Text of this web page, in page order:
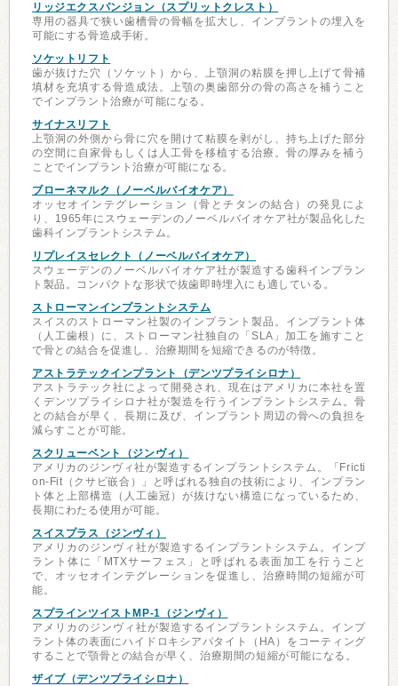
リッジエクスパンジョン（スプリットクレスト）
専用の器具で狭い歯槽骨の骨幅を拡大し、インプラントの埋入を
可能にする骨造成手術。
ソケットリフト
歯が抜けた穴（ソケット）から、上顎洞の粘膜を押し上げて骨補
填材を充填する骨造成法。上顎の奥歯部分の骨の高さを補うこと
でインプラント治療が可能になる。
サイナスリフト
上顎洞の外側から骨に穴を開けて粘膜を剥がし、持ち上げた部分
の空間に自家骨もしくは人工骨を移植する治療。骨の厚みを補う
ことでインプラント治療が可能になる。
ブローネマルク（ノーベルバイオケア）
オッセオインテグレーション（骨とチタンの結合）の発見によ
り、1965年にスウェーデンのノーベルバイオケア社が製品化した
歯科インプラントシステム。
リプレイスセレクト（ノーベルバイオケア）
スウェーデンのノーベルバイオケア社が製造する歯科インプラン
ト製品。コンパクトな形状で抜歯即時埋入にも適している。
ストローマンインプラントシステム
スイスのストローマン社製のインプラント製品。インプラント体
（人工歯根）に、ストローマン社独自の「SLA」加工を施すこと
で骨との結合を促進し、治療期間を短縮できるのが特徴。
アストラテックインプラント（デンツプライシロナ）
アストラテック社によって開発され、現在はアメリカに本社を置
くデンツプライシロナ社が製造を行うインプラントシステム。骨
との結合が早く、長期に及び、インプラント周辺の骨への負担を
減らすことが可能。
スクリューベント（ジンヴィ）
アメリカのジンヴィ社が製造するインプラントシステム。「Fricti
on-Fit（クサビ嵌合）」と呼ばれる独自の技術により、インプラン
ト体と上部構造（人工歯冠）が抜けない構造になっているため、
長期にわたる使用が可能。
スイスプラス（ジンヴィ）
アメリカのジンヴィ社が製造するインプラントシステム。インプ
ラント体に「MTXサーフェス」と呼ばれる表面加工を行うこと
で、オッセオインテグレーションを促進し、治療時間の短縮が可
能。
スプラインツイストMP-1（ジンヴィ）
アメリカのジンヴィ社が製造するインプラントシステム。インプ
ラント体の表面にハイドロキシアパタイト（HA）をコーティング
することで顎骨との結合が早く、治療期間の短縮が可能になる。
ザイブ（デンツプライシロナ）